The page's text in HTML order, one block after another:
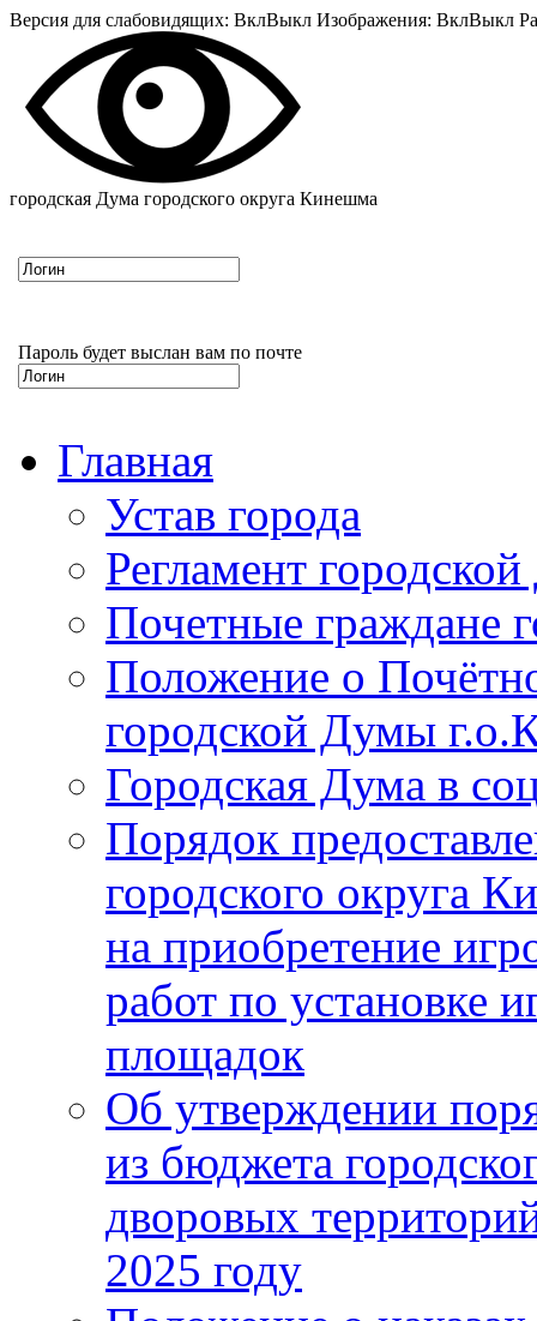
Версия для слабовидящих: ВклВыкл Изображения: ВклВыкл
городская Дума городского округа Кинешма
Пароль будет выслан вам по почте
Главная
Устав города
Регламент
Почетные граждане
Положение о
городской Думы
Городская Дума в
Порядок
городского округа
на приобретение
работ по установке
площадок
Об утверждении
из бюджета
дворовых
2025 году